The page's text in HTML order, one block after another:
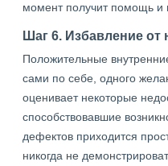
момент получит помощь и
Шаг 6. Избавление от
Положительные
сами по себе, одного
оценивает некоторые
способствовавшие
дефектов приходится
никогда не